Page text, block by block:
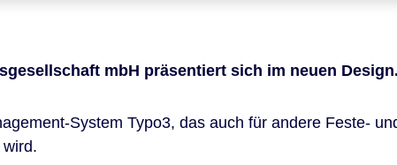
mbH präsentiert sich im neuen Design.
System Typo3, das auch für andere Feste-